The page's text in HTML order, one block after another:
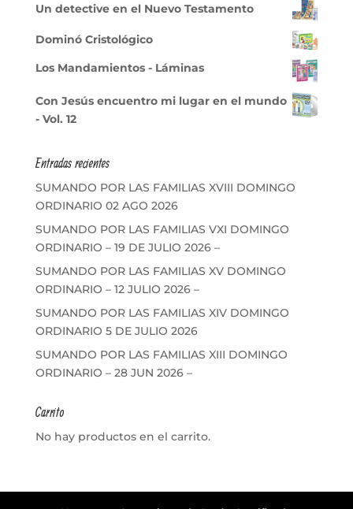
Un detective en el Nuevo Testamento
Dominó Cristológico
Los Mandamientos - Láminas
Con Jesús encuentro mi lugar en el mundo
- Vol. 12
Entradas recientes
SUMANDO POR LAS FAMILIAS XVIII DOMINGO
ORDINARIO 02 AGO 2026
SUMANDO POR LAS FAMILIAS VXI DOMINGO
ORDINARIO – 19 DE JULIO 2026 –
SUMANDO POR LAS FAMILIAS XV DOMINGO
ORDINARIO – 12 JULIO 2026 –
SUMANDO POR LAS FAMILIAS XIV DOMINGO
ORDINARIO 5 DE JULIO 2026
SUMANDO POR LAS FAMILIAS XIII DOMINGO
ORDINARIO – 28 JUN 2026 –
Carrito
No hay productos en el carrito.